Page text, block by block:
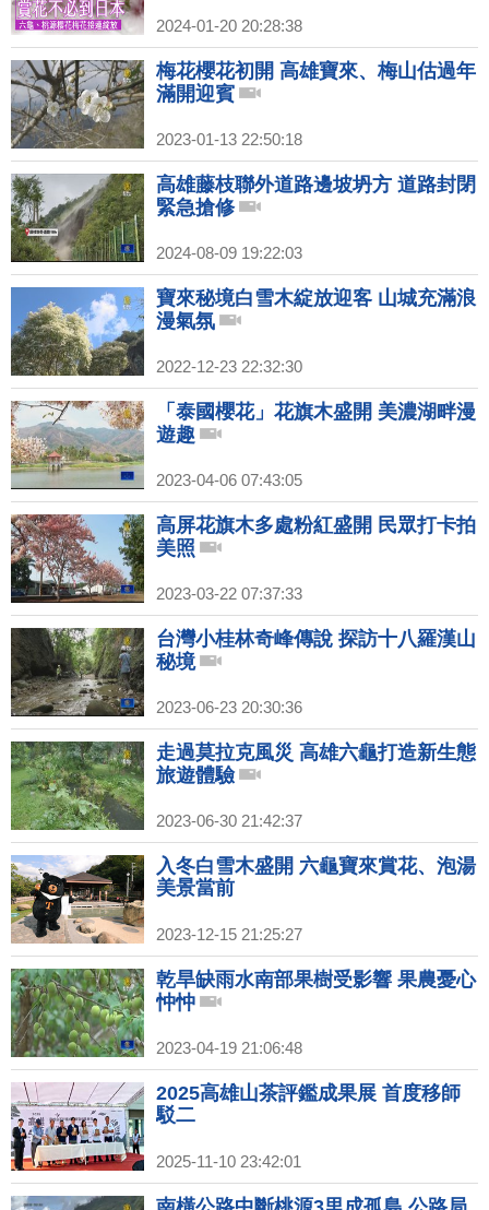
2024-01-20 20:28:38
梅花櫻花初開 高雄寶來、梅山估過年
滿開迎賓
2023-01-13 22:50:18
高雄藤枝聯外道路邊坡坍方 道路封閉
緊急搶修
2024-08-09 19:22:03
寶來秘境白雪木綻放迎客 山城充滿浪
漫氣氛
2022-12-23 22:32:30
「泰國櫻花」花旗木盛開 美濃湖畔漫
遊趣
2023-04-06 07:43:05
高屏花旗木多處粉紅盛開 民眾打卡拍
美照
2023-03-22 07:37:33
台灣小桂林奇峰傳說 探訪十八羅漢山
秘境
2023-06-23 20:30:36
走過莫拉克風災 高雄六龜打造新生態
旅遊體驗
2023-06-30 21:42:37
入冬白雪木盛開 六龜寶來賞花、泡湯
美景當前
2023-12-15 21:25:27
乾旱缺雨水南部果樹受影響 果農憂心
忡忡
2023-04-19 21:06:48
2025高雄山茶評鑑成果展 首度移師
駁二
2025-11-10 23:42:01